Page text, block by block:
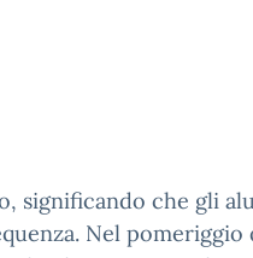
significando che gli
Nel pomeriggio